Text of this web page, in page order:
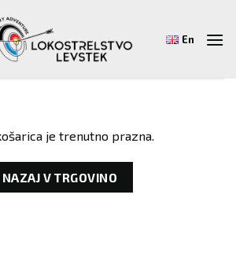
En
je trenutno prazna.
NAZAJ V TRGOVINO